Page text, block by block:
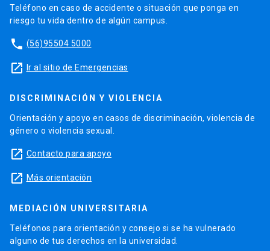
Teléfono en caso de accidente o situación que ponga en
riesgo tu vida dentro de algún campus.
phone (56)95504 5000
launch Ir al sitio de Emergencias
DISCRIMINACIÓN Y VIOLENCIA
Orientación y apoyo en casos de discriminación, violencia de
género o violencia sexual.
launch Contacto para apoyo
launch Más orientación
MEDIACIÓN UNIVERSITARIA
Teléfonos para orientación y consejo si se ha vulnerado
alguno de tus derechos en la universidad.